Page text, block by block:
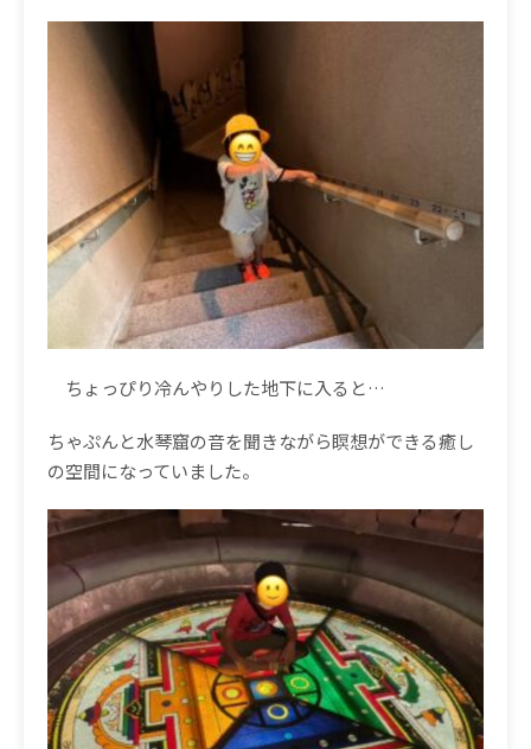
ちょっぴり冷んやりした地下に入ると…
ちゃぷんと水琴窟の音を聞きながら瞑想ができる癒し
の空間になっていました。